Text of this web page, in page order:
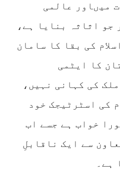
میںاور عالمی
اثاثہ بنایا ہے،
کی بقا کا سامان
کا ایٹمی
کی کہانی نہیں،
کی اسٹرٹیجک خود
خواب ہے جسے اب
سے ایک ناقابلِ